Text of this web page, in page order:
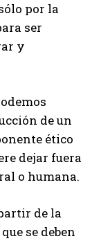
por la
ser
y
de un
ético
dejar fuera
o humana.
de la
se deben